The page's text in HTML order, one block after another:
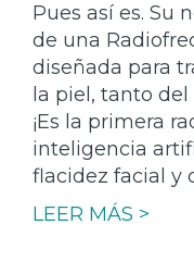
Pues así es. Su
de una
diseñada para
la piel, tanto del
¡Es la primera
inteligencia
flacidez facial y
LEER MÁS >